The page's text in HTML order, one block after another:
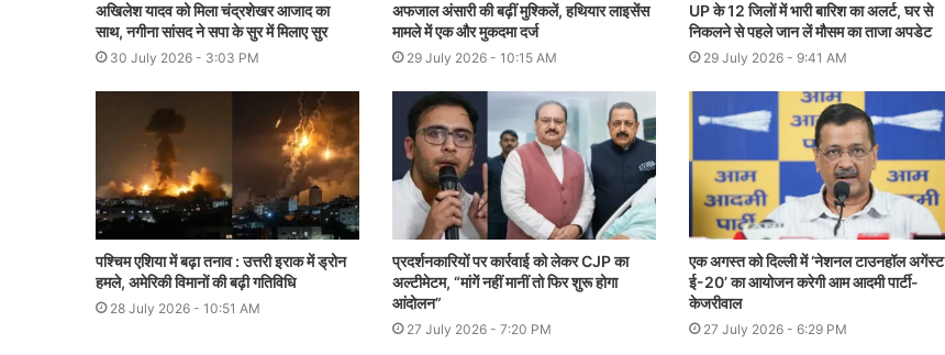
अखिलेश यादव को मिला चंद्रशेखर आजाद का
साथ, नगीना सांसद ने सपा के सुर में मिलाए सुर
30 July 2026 - 3:03 PM
अफजाल अंसारी की बढ़ीं मुश्किलें, हथियार लाइसेंस
मामले में एक और मुकदमा दर्ज
29 July 2026 - 10:15 AM
UP के 12 जिलों में भारी बारिश का अलर्ट, घर से
निकलने से पहले जान लें मौसम का ताजा अपडेट
29 July 2026 - 9:41 AM
पश्चिम एशिया में बढ़ा तनाव : उत्तरी इराक में ड्रोन
हमले, अमेरिकी विमानों की बढ़ी गतिविधि
28 July 2026 - 10:51 AM
प्रदर्शनकारियों पर कार्रवाई को लेकर CJP का
अल्टीमेटम, “मांगें नहीं मानीं तो फिर शुरू होगा
आंदोलन”
27 July 2026 - 7:20 PM
एक अगस्त को दिल्ली में ‘नेशनल टाउनहॉल अगेंस्ट
ई-20’ का आयोजन करेगी आम आदमी पार्टी-
केजरीवाल
27 July 2026 - 6:29 PM